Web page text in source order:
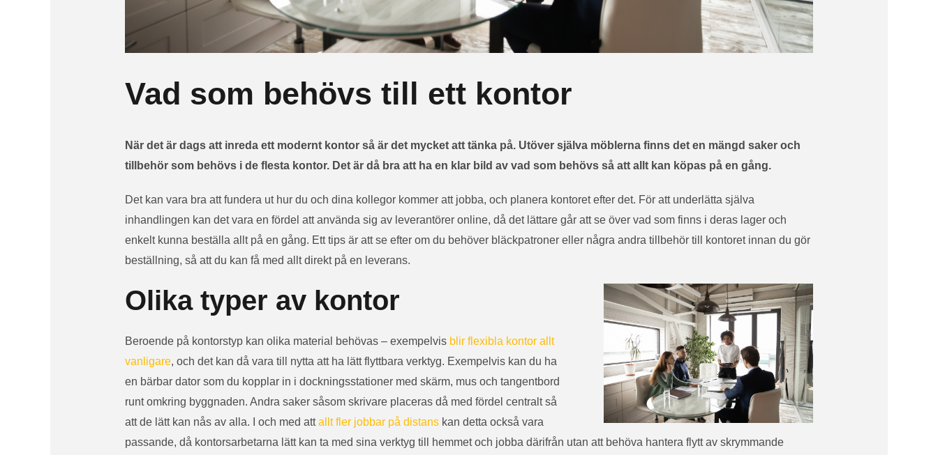
Vad som behövs till ett kontor
När det är dags att inreda ett modernt kontor så är det mycket att tänka på. Utöver själva möblerna finns det en mängd saker och
tillbehör som behövs i de flesta kontor. Det är då bra att ha en klar bild av vad som behövs så att allt kan köpas på en gång.
Det kan vara bra att fundera ut hur du och dina kollegor kommer att jobba, och planera kontoret efter det. För att underlätta själva
inhandlingen kan det vara en fördel att använda sig av leverantörer online, då det lättare går att se över vad som finns i deras lager och
enkelt kunna beställa allt på en gång. Ett tips är att se efter om du behöver bläckpatroner eller några andra tillbehör till kontoret innan du gör
beställning, så att du kan få med allt direkt på en leverans.
Olika typer av kontor
Beroende på kontorstyp kan olika material behövas – exempelvis blir flexibla kontor allt
vanligare, och det kan då vara till nytta att ha lätt flyttbara verktyg. Exempelvis kan du ha
en bärbar dator som du kopplar in i dockningsstationer med skärm, mus och tangentbord
runt omkring byggnaden. Andra saker såsom skrivare placeras då med fördel centralt så
att de lätt kan nås av alla. I och med attallt fler jobbar på distanskan detta också vara
passande, då kontorsarbetarna lätt kan ta med sina verktyg till hemmet och jobba därifrån utan att behöva hantera flytt av skrymmande